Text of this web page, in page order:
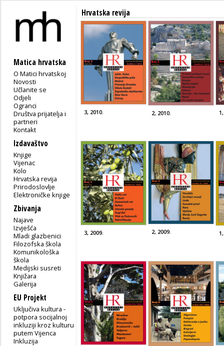
Matica hrvatska
O Matici hrvatskoj
Novosti
Učlanite se
Odjeli
Ogranci
Društva prijatelja i
partneri
Kontakt
Izdavaštvo
Knjige
Vijenac
Kolo
Hrvatska revija
Prirodoslovlje
Elektroničke knjige
Zbivanja
Najave
Izvješća
Mladi glazbenici
Filozofska škola
Komunikološka
škola
Medijski susreti
Knjižara
Galerija
EU Projekt
Uključiva kultura -
potpora socijalnoj
inkluziji kroz kulturu
putem Vijenca
Inkluzija
Hrvatska revija
3, 2010. 2, 2010.
3, 2009. 2, 2009.